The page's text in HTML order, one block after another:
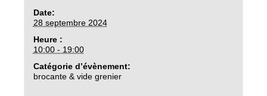
Date:
28 septembre 2024
Heure :
10:00 - 19:00
Catégorie d’évènement:
brocante & vide grenier